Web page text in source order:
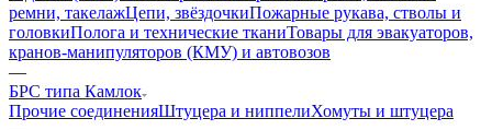
ремни, такелажЦепи, звёздочкиПожарные рукава, стволы и
головкиПолога и технические тканиТовары для эвакуаторов,
кранов-манипуляторов (КМУ) и автовозов
—
БРС типа Камлок
Прочие соединенияШтуцера и ниппелиХомуты и штуцера